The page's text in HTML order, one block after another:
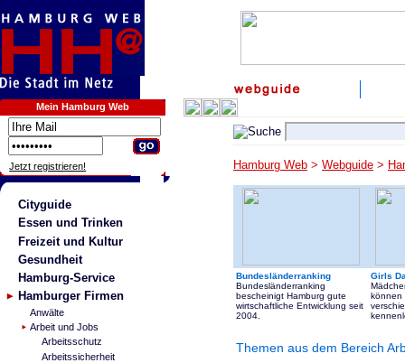
Mein Hamburg Web
Jetzt registrieren!
Cityguide
Essen und Trinken
Freizeit und Kultur
Gesundheit
Hamburg-Service
Hamburger Firmen
Anwälte
Arbeit und Jobs
Arbeitsschutz
Arbeitssicherheit
Hamburg Web > Webguide >
Bundesländerranking
Bundesländerranking
bescheinigt Hamburg gute
wirtschaftliche Entwicklung seit
2004.
Girls
können
Themen aus dem Bereich